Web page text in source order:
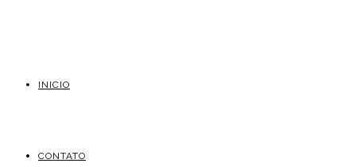
INICIO
CONTATO